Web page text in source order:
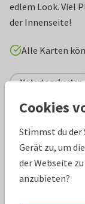
edlem Look. Viel
der Innenseite!
Alle Karten
Vatertagskarten
Papiersorte:
Umschlag:
Cookies
Stimmst du der
Gerät zu, um
der Webseite
anzubieten?